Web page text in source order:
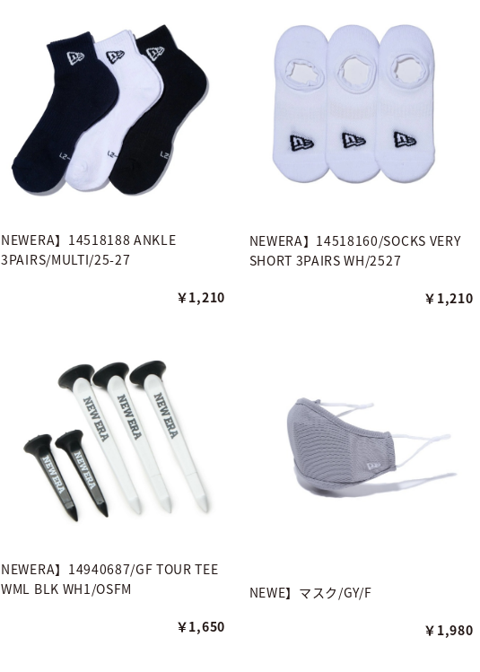
NEWERA】14518188 ANKLE
3PAIRS/MULTI/25-27
￥1,210
NEWERA】14518160/SOCKS VERY
SHORT 3PAIRS WH/2527
￥1,210
NEWERA】14940687/GF TOUR TEE
WML BLK WH1/OSFM
￥1,650
NEWE】マスク/GY/F
￥1,980